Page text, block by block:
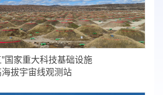
”国家重大科技基础设施
海拔宇宙线观测站